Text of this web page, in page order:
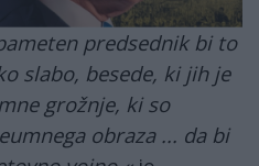
predsednik bi to
slabo, besede, ki jih je
grožnje, ki so
obraza ... da bi